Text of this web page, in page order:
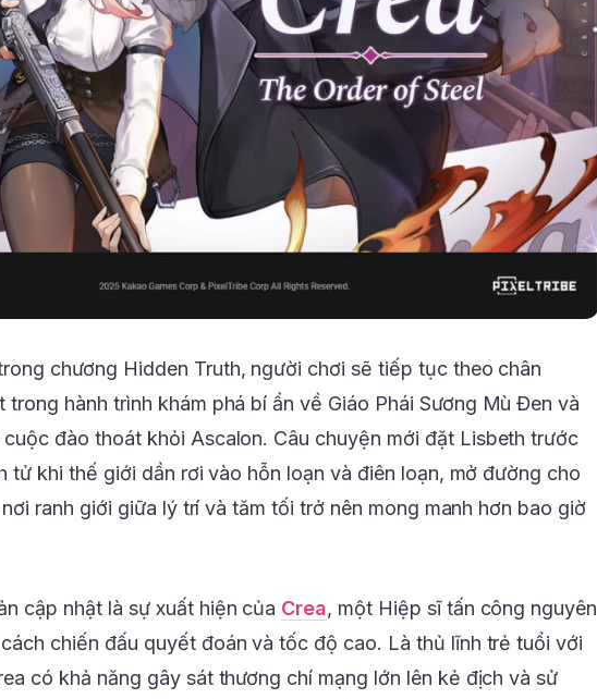
chương Hidden Truth, người chơi sẽ tiếp tục theo chân
trong hành trình khám phá bí ẩn về Giáo Phái Sương Mù Đen và
đào thoát khỏi Ascalon. Câu chuyện mới đặt Lisbeth trước
tử khi thế giới dần rơi vào hỗn loạn và điên loạn, mở đường cho
ranh giới giữa lý trí và tăm tối trở nên mong manh hơn bao giờ
cập nhật là sự xuất hiện của Crea, một Hiệp sĩ tấn công nguyên
chiến đấu quyết đoán và tốc độ cao. Là thủ lĩnh trẻ tuổi với
có khả năng gây sát thương chí mạng lớn lên kẻ địch và sử